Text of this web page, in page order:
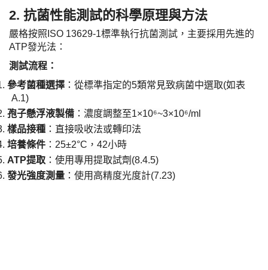
2. 抗菌性能測試的科學原理與方法
嚴格按照 ISO 13629-1標準執行抗菌測試，主要採用先進的
ATP發光法：
​測試流程：​
​參考菌種選擇​ ​：從標準指定的5類常見致病菌中選取(如表
A.1)
​孢子懸浮液製備​ ​：濃度調整至1×10⁶~3×10⁶/ml
​樣品接種​ ​：直接吸收法或轉印法
​培養條件​ ​：25±2°C，42小時
​ATP提取​ ​：使用專用提取試劑(8.4.5)
​發光強度測量​ ​：使用高精度光度計(7.23)